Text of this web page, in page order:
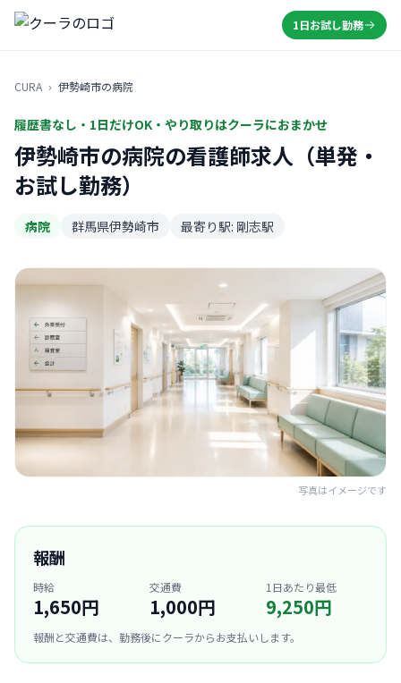
1日お試し勤務
CURA › 伊勢崎市の病院
履歴書なし・1日だけOK・やり取りはクーラにおまかせ
伊勢崎市の病院の看護師求人（単発・
お試し勤務）
病院 群馬県伊勢崎市 最寄り駅: 剛志駅
写真はイメージです
報酬
時給
1,650円
交通費
1,000円
1日あたり最低
9,250円
報酬と交通費は、勤務後にクーラからお支払いします。